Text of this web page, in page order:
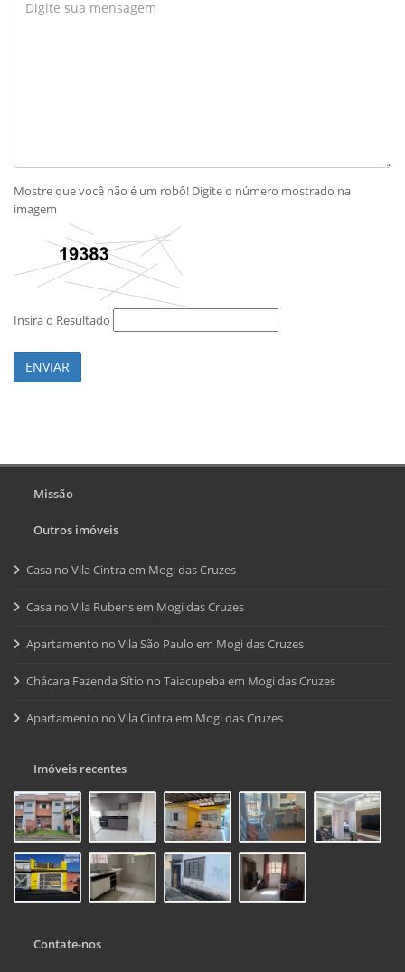
Mostre que você não é um robô! Digite o número mostrado na
imagem
Insira o Resultado
ENVIAR
Missão
Outros imóveis
Casa no Vila Cintra em Mogi das Cruzes
Casa no Vila Rubens em Mogi das Cruzes
Apartamento no Vila São Paulo em Mogi das Cruzes
Chácara Fazenda Sítio no Taiacupeba em Mogi das Cruzes
Apartamento no Vila Cintra em Mogi das Cruzes
Imóveis recentes
Contate-nos